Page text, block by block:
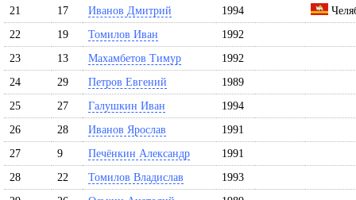
21
17 Иванов Дмитрий 1994
22
19 Томилов Иван
1992
23
13 Махамбетов Тимур
1992
24
29 Петров Евгений
1989
25
27 Галушкин Иван
1994
26
28 Иванов Ярослав
1991
27
9 Печёнкин Александр
1991
28
22 Томилов Владислав
1993